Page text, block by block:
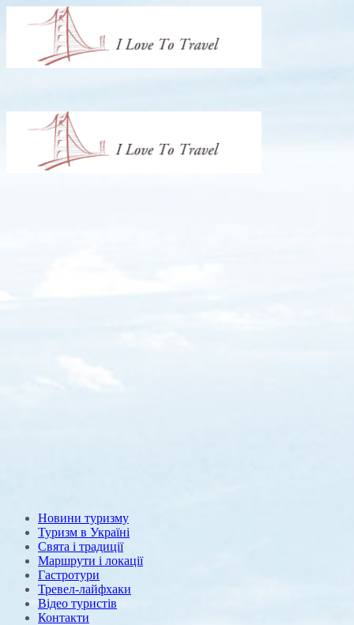
Новини туризму
Туризм в Україні
Свята і традиції
Маршрути і локації
Гастротури
Тревел-лайфхаки
Відео туристів
Контакти